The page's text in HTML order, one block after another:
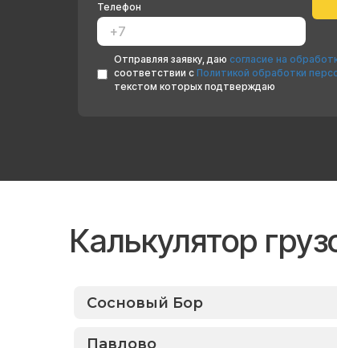
Телефон
Отправляя заявку, даю согласие на
соответствии с Политикой обработки
текстом которых подтверждаю
Калькулятор